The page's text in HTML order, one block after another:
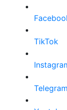
TikTok
Telegram